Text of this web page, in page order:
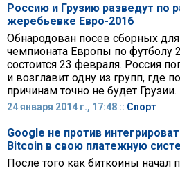
Россию и Грузию разведут по
жеребьевке Евро-2016
Обнародован посев сборных
чемпионата Европы по футболу
состоится 23 февраля. Россия
и возглавит одну из групп, где
причинам точно не будет Грузии.
24 января 2014 г., 17:48 :: Спорт
Google не против
Bitcoin в свою платежную
После того как биткоины начал